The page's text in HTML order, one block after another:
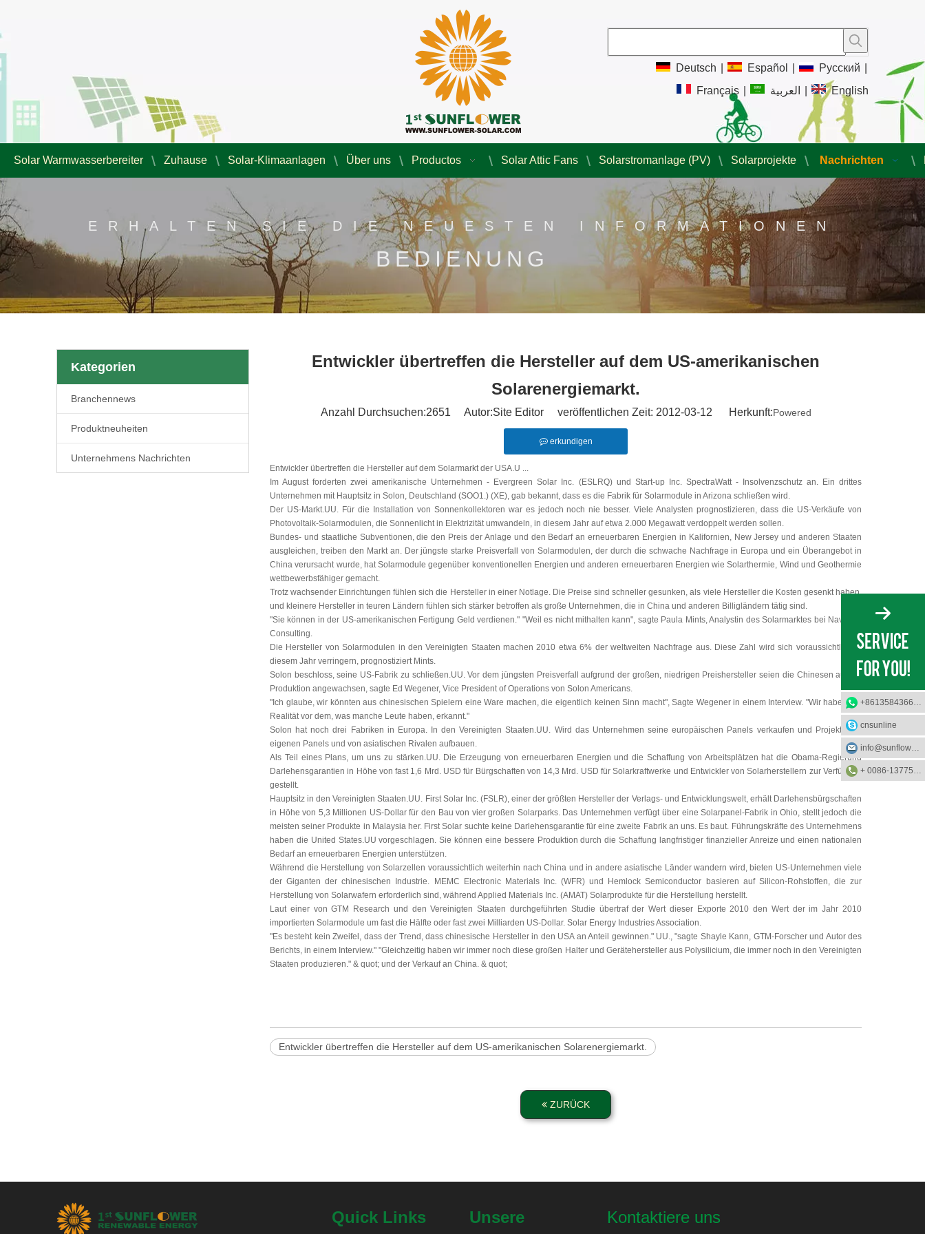
Deutsch Español Pусский
Français
العربية English
Solar Warmwasserbereiter Zuhause Solar-Klimaanlagen Über uns Productos Solar Attic Fans Solarstromanlage (PV) Solarprojekte Nachrichten
ERHALTEN SIE DIE NEUESTEN INFORMATIONEN
BEDIENUNG
Kategorien
Branchennews
Produktneuheiten
Unternehmens Nachrichten
Entwickler übertreffen die Hersteller auf dem US-amerikanischen
Solarenergiemarkt.
Anzahl Durchsuchen:2651 Autor:Site Editor veröffentlichen Zeit: 2012-03-12 Herkunft:Powered
erkundigen
Entwickler übertreffen die Hersteller auf dem Solarmarkt der USA.U ...
Im August forderten zwei amerikanische Unternehmen - Evergreen Solar Inc. (ESLRQ) und Start-up Inc. SpectraWatt - Insolvenzschutz an. Ein drittes
Unternehmen mit Hauptsitz in Solon, Deutschland (SOO1.) (XE), gab bekannt, dass es die Fabrik für Solarmodule in Arizona schließen wird.
Der US-Markt.UU. Für die Installation von Sonnenkollektoren war es jedoch noch nie besser. Viele Analysten prognostizieren, dass die US-Verkäufe von
Photovoltaik-Solarmodulen, die Sonnenlicht in Elektrizität umwandeln, in diesem Jahr auf etwa 2.000 Megawatt verdoppelt werden sollen.
Bundes- und staatliche Subventionen, die den Preis der Anlage und den Bedarf an erneuerbaren Energien in Kalifornien, New Jersey und anderen Staaten
ausgleichen, treiben den Markt an. Der jüngste starke Preisverfall von Solarmodulen, der durch die schwache Nachfrage in Europa und ein Überangebot in
China verursacht wurde, hat Solarmodule gegenüber konventionellen Energien und anderen erneuerbaren Energien wie Solarthermie, Wind und Geothermie
wettbewerbsfähiger gemacht.
Trotz wachsender Einrichtungen fühlen sich die Hersteller in einer Notlage. Die Preise sind schneller gesunken, als viele Hersteller die Kosten gesenkt haben,
und kleinere Hersteller in teuren Ländern fühlen sich stärker betroffen als große Unternehmen, die in China und anderen Billigländern tätig sind.
"Sie können in der US-amerikanischen Fertigung Geld verdienen." "Weil es nicht mithalten kann", sagte Paula Mints, Analystin des Solarmarktes bei Navigant
Consulting.
Die Hersteller von Solarmodulen in den Vereinigten Staaten machen 2010 etwa 6% der weltweiten Nachfrage aus. Diese Zahl wird sich voraussichtlich in
diesem Jahr verringern, prognostiziert Mints.
Solon beschloss, seine US-Fabrik zu schließen.UU. Vor dem jüngsten Preisverfall aufgrund der großen, niedrigen Preishersteller seien die Chinesen auf die
Produktion angewachsen, sagte Ed Wegener, Vice President of Operations von Solon Americans.
"Ich glaube, wir könnten aus chinesischen Spielern eine Ware machen, die eigentlich keinen Sinn macht", Sagte Wegener in einem Interview. "Wir haben die
Realität vor dem, was manche Leute haben, erkannt."
Solon hat noch drei Fabriken in Europa. In den Vereinigten Staaten.UU. Wird das Unternehmen seine europäischen Panels verkaufen und Projekte auf
eigenen Panels und von asiatischen Rivalen aufbauen.
Als Teil eines Plans, um uns zu stärken.UU. Die Erzeugung von erneuerbaren Energien und die Schaffung von Arbeitsplätzen hat die Obama-Regierung
Darlehensgarantien in Höhe von fast 1,6 Mrd. USD für Bürgschaften von 14,3 Mrd. USD für Solarkraftwerke und Entwickler von Solarherstellern zur Verfügung
gestellt.
Hauptsitz in den Vereinigten Staaten.UU. First Solar Inc. (FSLR), einer der größten Hersteller der Verlags- und Entwicklungswelt, erhält Darlehensbürgschaften
in Höhe von 5,3 Millionen US-Dollar für den Bau von vier großen Solarparks. Das Unternehmen verfügt über eine Solarpanel-Fabrik in Ohio, stellt jedoch die
meisten seiner Produkte in Malaysia her. First Solar suchte keine Darlehensgarantie für eine zweite Fabrik an uns. Es baut. Führungskräfte des Unternehmens
haben die United States.UU vorgeschlagen. Sie können eine bessere Produktion durch die Schaffung langfristiger finanzieller Anreize und einen nationalen
Bedarf an erneuerbaren Energien unterstützen.
Während die Herstellung von Solarzellen voraussichtlich weiterhin nach China und in andere asiatische Länder wandern wird, bieten US-Unternehmen viele
der Giganten der chinesischen Industrie. MEMC Electronic Materials Inc. (WFR) und Hemlock Semiconductor basieren auf Silicon-Rohstoffen, die zur
Herstellung von Solarwafern erforderlich sind, während Applied Materials Inc. (AMAT) Solarprodukte für die Herstellung herstellt.
Laut einer von GTM Research und den Vereinigten Staaten durchgeführten Studie übertraf der Wert dieser Exporte 2010 den Wert der im Jahr 2010
importierten Solarmodule um fast die Hälfte oder fast zwei Milliarden US-Dollar. Solar Energy Industries Association.
"Es besteht kein Zweifel, dass der Trend, dass chinesische Hersteller in den USA an Anteil gewinnen." UU., "sagte Shayle Kann, GTM-Forscher und Autor des
Berichts, in einem Interview." "Gleichzeitig haben wir immer noch diese großen Halter und Gerätehersteller aus Polysilicium, die immer noch in den Vereinigten
Staaten produzieren." & quot; und der Verkauf an China. & quot;
Entwickler übertreffen die Hersteller auf dem US-amerikanischen Solarenergiemarkt.
ZURÜCK
Quick Links Unsere Kontaktiere uns
+8613584366733
cnsunline
info@sunflower-solar.com
+ 0086-13775232023